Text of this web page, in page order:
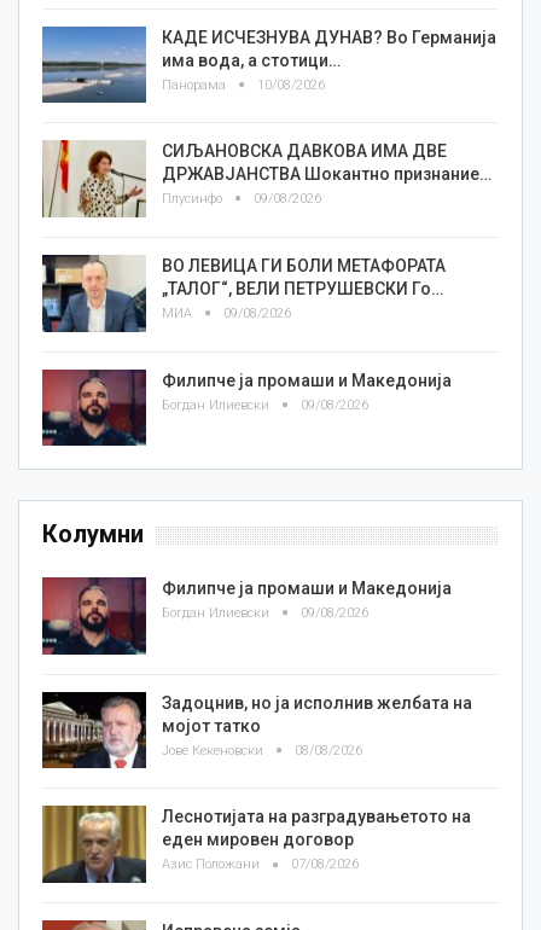
КАДЕ ИСЧЕЗНУВА ДУНАВ? Во Германија
има вода, а стотици…
Панорама 10/08/2026
СИЉАНОВСКА ДАВКОВА ИМА ДВЕ
ДРЖАВЈАНСТВА Шокантно признание…
Плусинфо 09/08/2026
ВО ЛЕВИЦА ГИ БОЛИ МЕТАФОРАТА
„ТАЛОГ“, ВЕЛИ ПЕТРУШЕВСКИ Го…
МИА 09/08/2026
Филипче ја промаши и Македонија
Богдан Илиевски 09/08/2026
Колумни
Филипче ја промаши и Македонија
Богдан Илиевски 09/08/2026
Задоцнив, но ја исполнив желбата на
мојот татко
Јове Кекеновски 08/08/2026
Леснотијата на разградувањетото на
еден мировен договор
Азис Положани 07/08/2026